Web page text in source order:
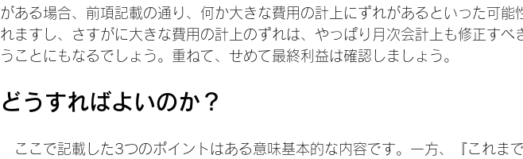
がある場合、前項記載の通り、何か大きな費用の計上にずれがあるといった可能
れますし、さすがに大きな費用の計上のずれは、やっぱり月次会計上も修正すべ
うことにもなるでしょう。重ねて、せめて最終利益は確認しましょう。
どうすればよいのか？
ここで記載した3つのポイントはある意味基本的な内容です。一方、『これま